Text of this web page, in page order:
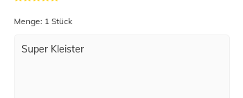
Menge: 1 Stück
Super Kleister